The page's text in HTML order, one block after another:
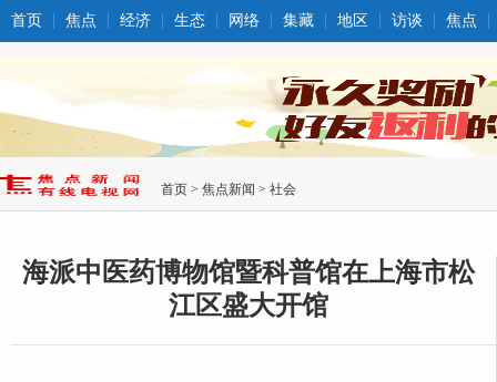
首页 焦点 经济 生态 网络 集藏 地区 访谈 焦点
首页 > 焦点新闻 > 社会
海派中医药博物馆暨科普馆在上海市松
江区盛大开馆